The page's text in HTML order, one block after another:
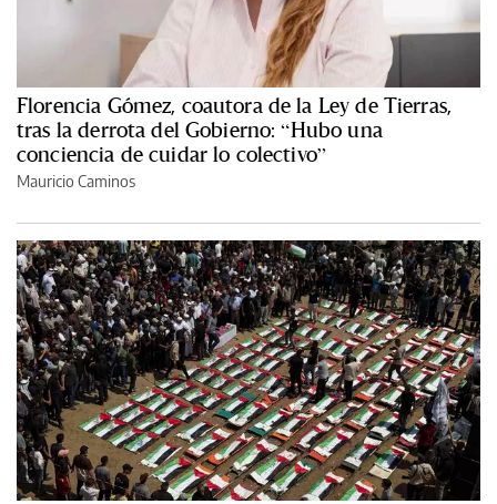
Florencia Gómez, coautora de la Ley de Tierras,
tras la derrota del Gobierno: “Hubo una
conciencia de cuidar lo colectivo”
Mauricio Caminos